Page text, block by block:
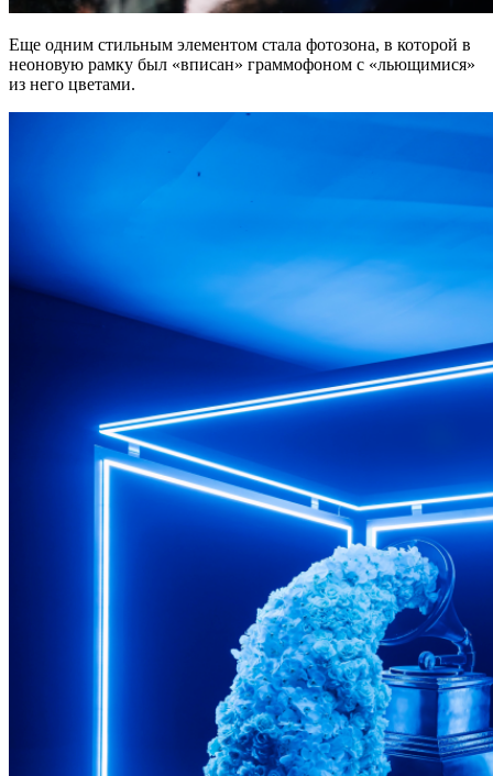
Еще одним стильным элементом стала фотозона, в которой в
неоновую рамку был «вписан» граммофоном с «льющимися»
из него цветами.